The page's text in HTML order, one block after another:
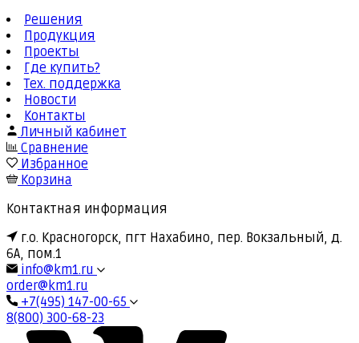
Решения
Продукция
Проекты
Где купить?
Тех. поддержка
Новости
Контакты
Личный кабинет
Сравнение
Избранное
Корзина
Контактная информация
г.о. Красногорск, пгт Нахабино, пер. Вокзальный, д.
6А, пом.1
info@km1.ru
order@km1.ru
+7(495) 147-00-65
8(800) 300-68-23